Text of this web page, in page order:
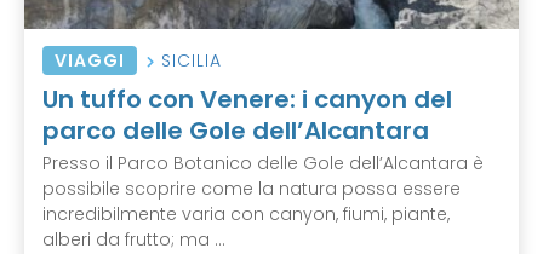
VIAGGI SICILIA
Un tuffo con Venere: i canyon del
parco delle Gole dell’Alcantara
Presso il Parco Botanico delle Gole dell’Alcantara è
possibile scoprire come la natura possa essere
incredibilmente varia con canyon, fiumi, piante,
alberi da frutto; ma ...